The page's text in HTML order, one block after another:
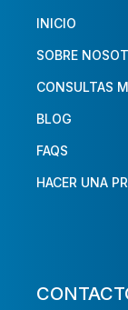
INICIO
SOBRE
CONSULTAS
BLOG
FAQS
HACER UNA